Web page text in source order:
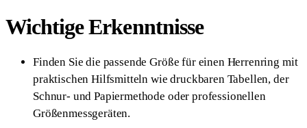
Wichtige Erkenntnisse
Finden Sie die passende Größe für einen Herrenring mit
praktischen Hilfsmitteln wie druckbaren Tabellen, der
Schnur- und Papiermethode oder professionellen
Größenmessgeräten.